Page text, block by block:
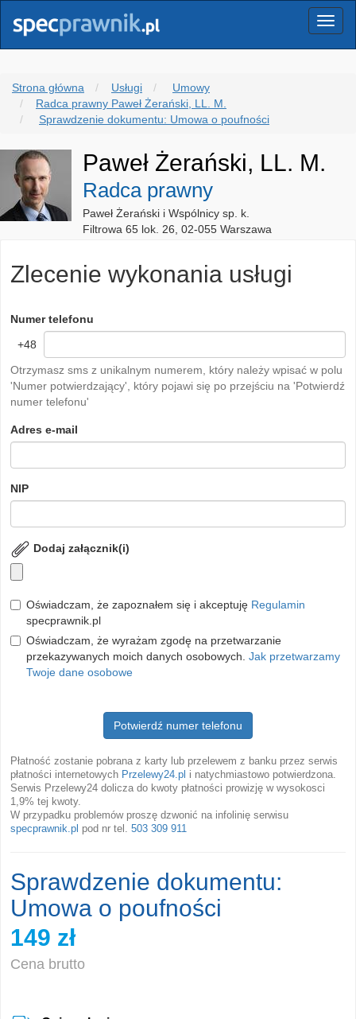
Menu
Strona główna Usługi
Umowy
Radca prawny Paweł Żerański, LL. M.
Sprawdzenie dokumentu: Umowa o poufności
Paweł Żerański, LL. M.
Radca prawny
Paweł Żerański i Wspólnicy sp. k.
Filtrowa 65 lok. 26, 02-055 Warszawa
Zlecenie wykonania usługi
Numer telefonu
+48
Otrzymasz sms z unikalnym numerem, który należy wpisać w polu
'Numer potwierdzający', który pojawi się po przejściu na 'Potwierdź
numer telefonu'
Adres e-mail
NIP
Dodaj załącznik(i)
Oświadczam, że zapoznałem się i akceptuję Regulamin
specprawnik.pl
Oświadczam, że wyrażam zgodę na przetwarzanie
przekazywanych moich danych osobowych. Jak przetwarzamy
Twoje dane osobowe
Potwierdź numer telefonu
Płatność zostanie pobrana z karty lub przelewem z banku przez serwis
płatności internetowych Przelewy24.pl i natychmiastowo potwierdzona.
Serwis Przelewy24 dolicza do kwoty płatności prowizję w wysokosci
1,9% tej kwoty.
W przypadku problemów proszę dzwonić na infolinię serwisu
specprawnik.pl pod nr tel. 503 309 911
Sprawdzenie dokumentu:
Umowa o poufności
149 zł
Cena brutto